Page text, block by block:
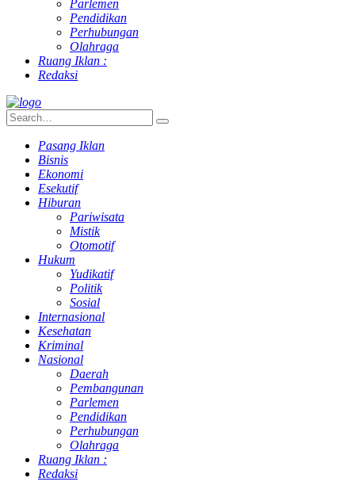
Parlemen
Pendidikan
Perhubungan
Olahraga
Ruang Iklan :
Redaksi
Pasang Iklan
Bisnis
Ekonomi
Esekutif
Hiburan
Pariwisata
Mistik
Otomotif
Hukum
Yudikatif
Politik
Sosial
Internasional
Kesehatan
Kriminal
Nasional
Daerah
Pembangunan
Parlemen
Pendidikan
Perhubungan
Olahraga
Ruang Iklan :
Redaksi